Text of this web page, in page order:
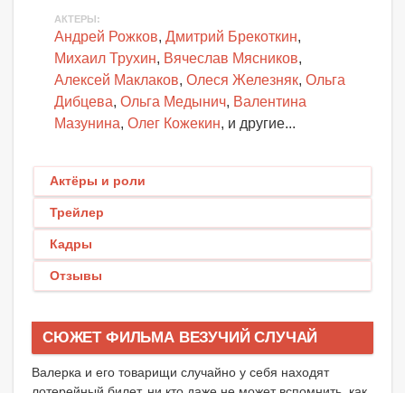
АКТЕРЫ:
Андрей Рожков, Дмитрий Брекоткин,
Михаил Трухин, Вячеслав Мясников,
Алексей Маклаков, Олеся Железняк, Ольга
Дибцева, Ольга Медынич, Валентина
Мазунина, Олег Кожекин, и другие...
Актёры и роли
Трейлер
Кадры
Отзывы
СЮЖЕТ ФИЛЬМА ВЕЗУЧИЙ СЛУЧАЙ
Валерка и его товарищи случайно у себя находят